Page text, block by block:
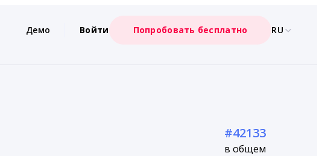
Демо Войти Попробовать бесплатно RU
#42133
в общем